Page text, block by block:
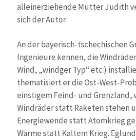
alleinerziehende Mutter Judith
sich der Autor.
An der bayerisch-tschechischen
Ingenieure kennen, die
Wind, „windger Typ“ etc.)
thematisiert er die Ost-West-
einstigem Feind- und Grenzland,
Windräder statt Raketen stehen
Energiewende statt Atomkrieg
Wärme statt Kaltem Krieg.